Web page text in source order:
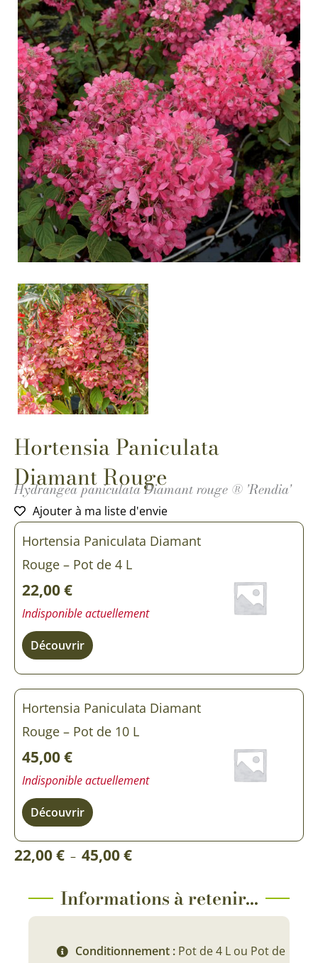
Hortensia Paniculata
Diamant Rouge
Hydrangea paniculata Diamant rouge ® 'Rendia'
Ajouter à ma liste d'envie
Hortensia Paniculata Diamant
Rouge – Pot de 4 L
22,00€
Indisponible actuellement
Découvrir
Hortensia Paniculata Diamant
Rouge – Pot de 10 L
45,00€
Indisponible actuellement
Découvrir
22,00€ – 45,00€Plage
prix :
22,00 €
45,00 €
Informations à retenir...
Conditionnement : Pot de 4 L ou Pot de